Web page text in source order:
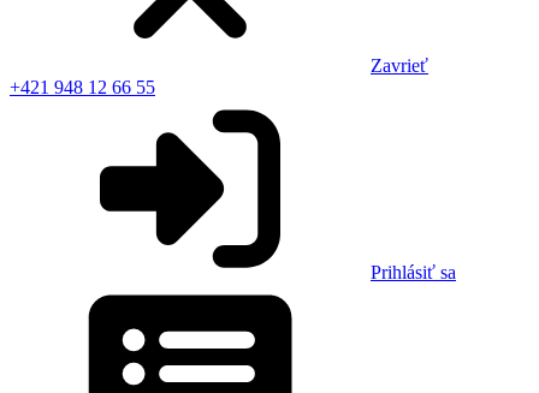
Zavrieť
+421 948 12 66 55
Prihlásiť sa